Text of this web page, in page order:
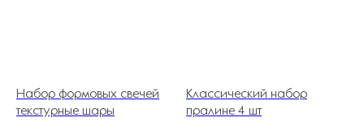
Набор формовых свечей
текстурные шары
Классический набор
пралине 4 шт